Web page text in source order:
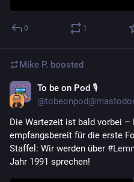
0 1
Mike P. boosted
To be on Pod 🎙
Die Wartezeit ist bald vorbei –
empfangsbereit für die erste
Staffel: Wir werden über #
Jahr 1991 sprechen!